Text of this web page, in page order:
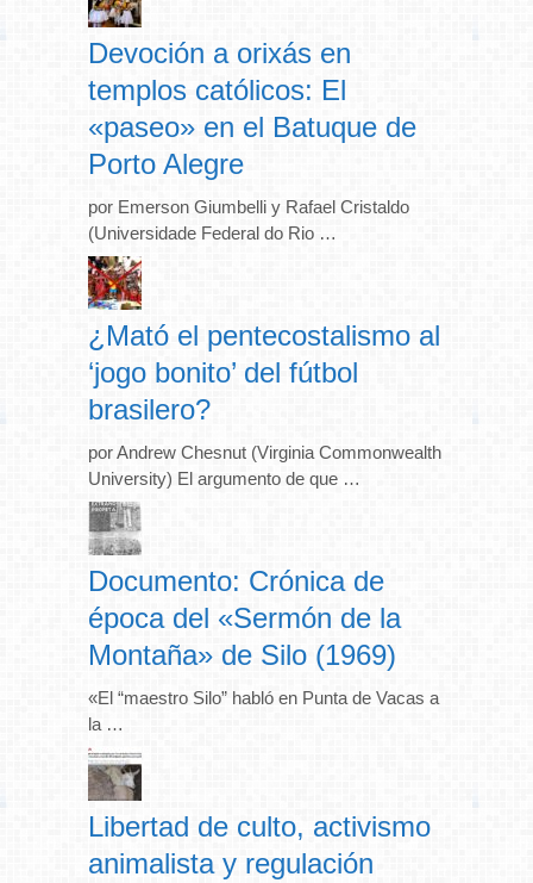
Devoción a orixás en
templos católicos: El
«paseo» en el Batuque de
Porto Alegre
por Emerson Giumbelli y Rafael Cristaldo
(Universidade Federal do Rio …
¿Mató el pentecostalismo al
‘jogo bonito’ del fútbol
brasilero?
por Andrew Chesnut (Virginia Commonwealth
University) El argumento de que …
Documento: Crónica de
época del «Sermón de la
Montaña» de Silo (1969)
«El “maestro Silo” habló en Punta de Vacas a
la …
Libertad de culto, activismo
animalista y regulación